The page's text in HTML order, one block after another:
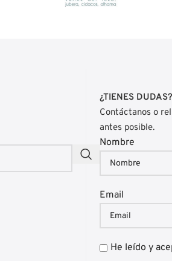
¿TIENES DUDAS?
Contáctanos o
antes posible.
Nombre
Email
He leído y